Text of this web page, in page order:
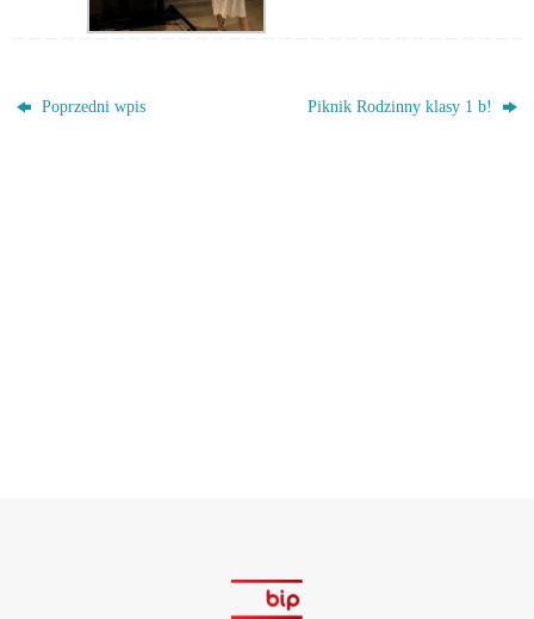
Poprzedni wpis Piknik Rodzinny klasy 1 b!